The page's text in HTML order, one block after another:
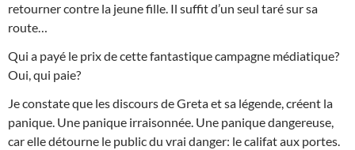
retourner contre la jeune fille. Il suffit d’un seul taré sur sa
route…
Qui a payé le prix de cette fantastique campagne médiatique?
Oui, qui paie?
Je constate que les discours de Greta et sa légende, créent la
panique. Une panique irraisonnée. Une panique dangereuse,
car elle détourne le public du vrai danger: le califat aux portes.